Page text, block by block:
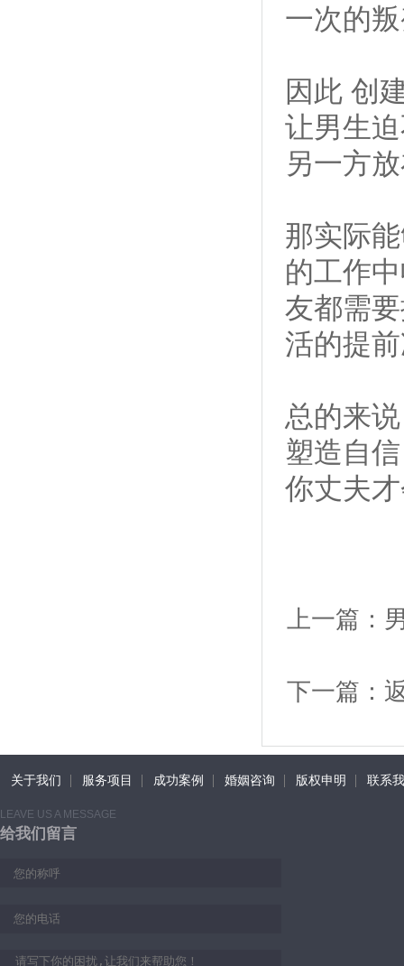
一次的
因此 创
让男生
另一方
那实际
的工作
友都需
活的提
总的来
塑造自
你丈夫
上一篇：
下一篇：
关于我们 服务项目 成功案例 婚姻咨询 版权申明 联系
LEAVE US A MESSAGE
给我们留言